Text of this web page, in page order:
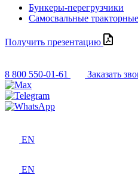
Бункеры-перегрузчики
Самосвальные
Получить презентацию
8 800 550-01-61 Заказать
EN
EN